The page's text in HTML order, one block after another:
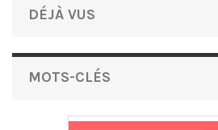
DÉJÀ VUS
MOTS-CLÉS